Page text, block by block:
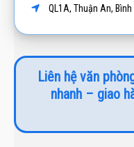
QL1A, Thuận An,
Liên hệ văn
nhanh – giao